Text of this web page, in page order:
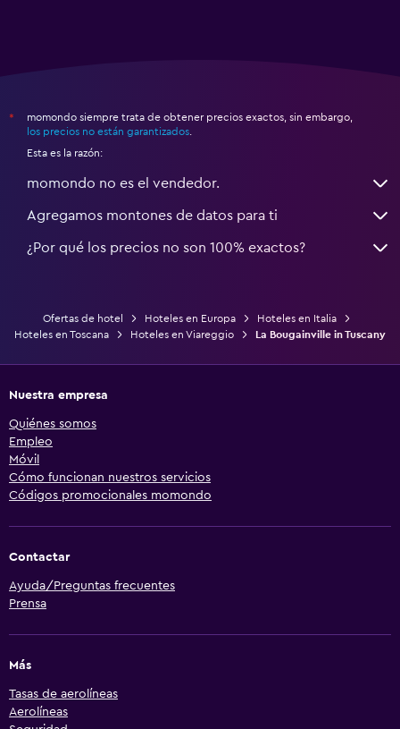
*
momondo siempre trata de obtener precios exactos, sin embargo,
los precios no están garantizados
Esta es la razón:
momondo no es el vendedor.
Agregamos montones de datos para ti
¿Por qué los precios no son 100% exactos?
Ofertas de hotel Hoteles en Europa
Hoteles en Italia
Hoteles en Toscana
Hoteles en Viareggio La Bougainville in Tuscany
Nuestra empresa
Quiénes somos
Empleo
Móvil
Cómo funcionan nuestros servicios
Códigos promocionales momondo
Contactar
Ayuda/Preguntas frecuentes
Prensa
Más
Tasas de aerolíneas
Aerolíneas